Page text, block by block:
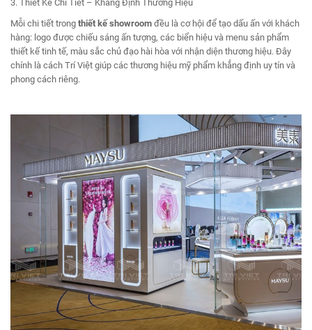
3. Thiết Kế Chi Tiết – Khẳng Định Thương Hiệu
Mỗi chi tiết trong thiết kế showroom đều là cơ hội để tạo dấu ấn với khách
hàng: logo được chiếu sáng ấn tượng, các biển hiệu và menu sản phẩm
thiết kế tinh tế, màu sắc chủ đạo hài hòa với nhận diện thương hiệu. Đây
chính là cách Trí Việt giúp các thương hiệu mỹ phẩm khẳng định uy tín và
phong cách riêng.